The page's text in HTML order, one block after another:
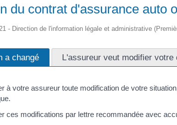
du contrat d'assurance auto
- Direction de l'information légale et administrative
a changé L'assureur veut modifier votre
à votre assureur toute modification de votre
ces modifications par lettre recommandée avec